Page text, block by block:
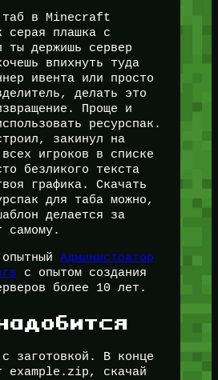
таб в Minecraft
серая плашка с
ты держишь сервер
впихнуть туда
ивента или просто
делать это
Проще и
ресурспак.
закинул на
игроков в списке
безликого текста
графика. Скачать
для таба можно,
делается за
самому.
Администратор
с опытом создания
более 10 лет.
заготовкой. В конце
example.zip, скачай